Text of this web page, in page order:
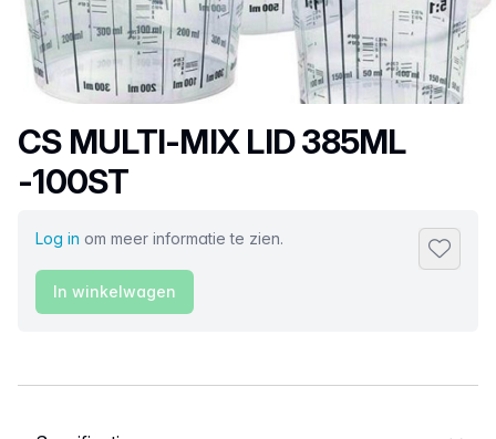
Productnaam
CS MULTI-MIX LID 385ML
-100ST
Log in om meer informatie te zien.
In winkelwagen
Selecteer een tabblad